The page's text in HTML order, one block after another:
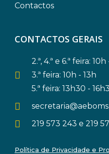
Contactos
CONTACTOS GERAIS
2.ª, 4.ª e 6.ª feira:
3.ª feira: 10h - 13h
5.ª feira: 13h30 -
219 573 243 e 219
Política de Privacidade e